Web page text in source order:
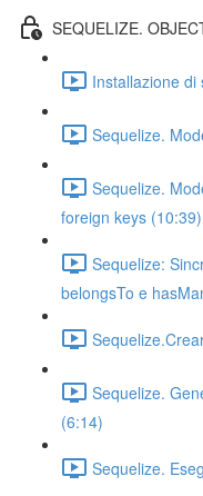
SEQUELIZE.
Installazione
Sequelize.
Sequelize.
foreign keys (10:39)
Sequelize:
belongsTo e
Sequelize.
(6:14)
Sequelize.